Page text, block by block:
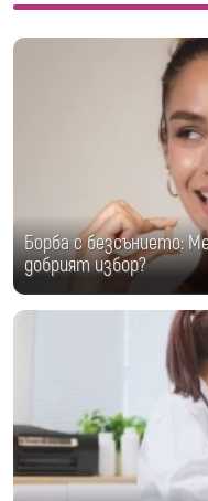
Борба с безсънието:
добрият избор?